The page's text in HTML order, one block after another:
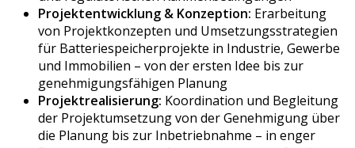
Projektentwicklung & Konzeption: Erarbeitung
von Projektkonzepten und Umsetzungsstrategien
für Batteriespeicherprojekte in Industrie, Gewerbe
und Immobilien – von der ersten Idee bis zur
genehmigungsfähigen Planung
Projektrealisierung: Koordination und Begleitung
der Projektumsetzung von der Genehmigung über
die Planung bis zur Inbetriebnahme – in enger